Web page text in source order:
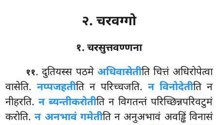
२. चरवग्गो
१. चरसुत्तवण्णना
११. दुतियस्स पठमेअधिवासेतीति चित्तं अधिरोपेत्वा
वासेति.नप्पजहतीति न परिच्चजति. न विनोदेतीति न
नीहरति.न ब्यन्तीकरोतीति न विगतन्तं परिच्छिन्नपरिवटुमं
करोति.न अनभावं गमेतीति न अनुअभावं अवड्ढिं विनासं